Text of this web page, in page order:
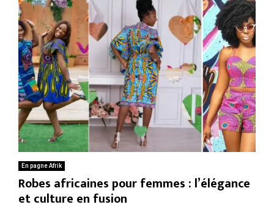
En pagne Afrik
Robes africaines pour femmes : l’élégance
et culture en fusion